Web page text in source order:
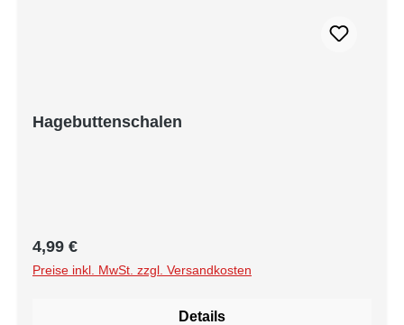
Hagebuttenschalen
Regulärer Preis:
4,99 €
Preise inkl. MwSt. zzgl. Versandkosten
Details